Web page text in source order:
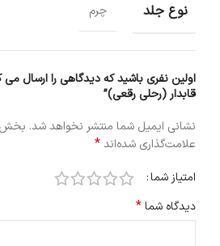
نوع جلد چرم
اولین نفری باشید که دیدگاهی را ارسال
قابدار (رحلی رقعی)”
نشانی ایمیل شما منتشر نخواهد شد.
علامت‌گذاری شده‌اند*
امتیاز شما
دیدگاه شما*